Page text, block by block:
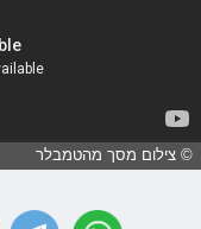
© צילום מסך מהטמבלר